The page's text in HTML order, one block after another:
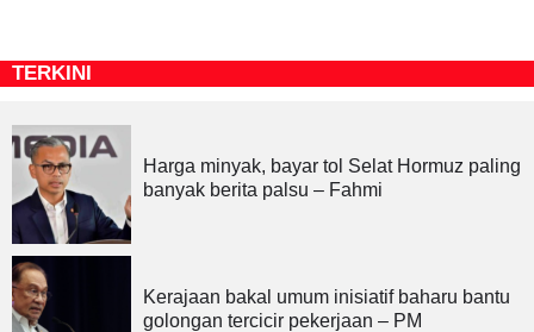
TERKINI
Harga minyak, bayar tol Selat Hormuz paling
banyak berita palsu – Fahmi
Kerajaan bakal umum inisiatif baharu bantu
golongan tercicir pekerjaan – PM